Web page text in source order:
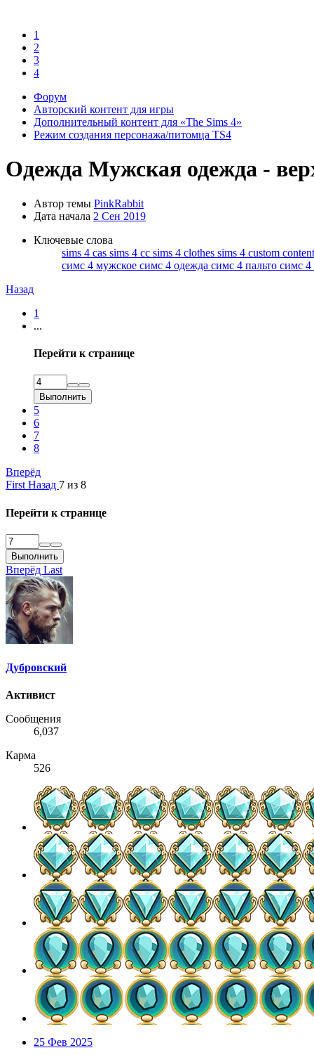
1
2
3
4
Форум
Авторский контент для игры
Дополнительный контент для «The Sims 4»
Режим создания персонажа/питомца TS4
Одежда Мужская одежда -
Автор темы PinkRabbit
Дата начала 2 Сен 2019
Ключевые слова
sims 4 cas sims 4 cc sims 4 clothes sims 4 custom
симс 4 мужское симс 4 одежда симс 4 пальто симс
Назад
1
...
Перейти к странице
Выполнить
5
6
7
8
Вперёд
First Назад 7 из 8
Перейти к странице
Выполнить
Вперёд Last
Дубровский
Активист
Сообщения
6,037
Карма
526
25 Фев 2025